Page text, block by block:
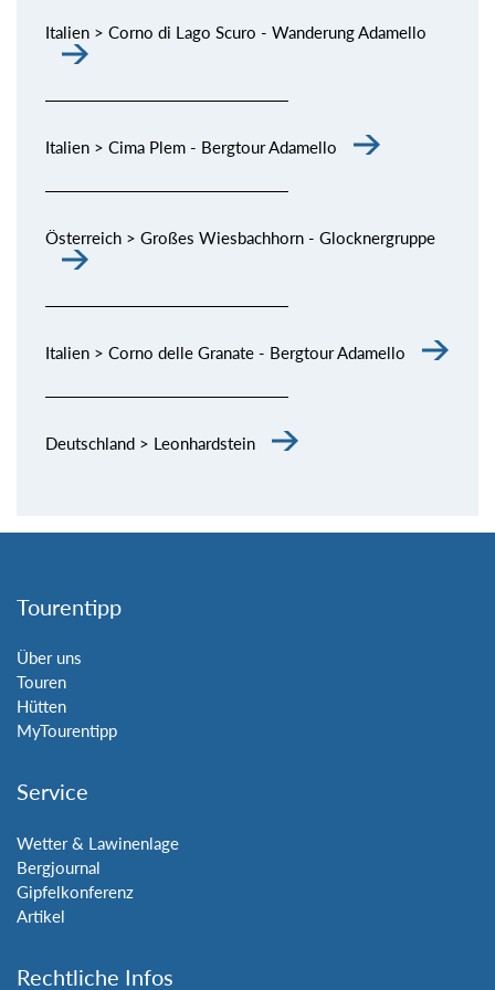
Italien > Corno di Lago Scuro - Wanderung Adamello
Italien > Cima Plem - Bergtour Adamello
Österreich > Großes Wiesbachhorn - Glocknergruppe
Italien > Corno delle Granate - Bergtour Adamello
Deutschland > Leonhardstein
Tourentipp
Über uns
Touren
Hütten
MyTourentipp
Service
Wetter & Lawinenlage
Bergjournal
Gipfelkonferenz
Artikel
Rechtliche Infos